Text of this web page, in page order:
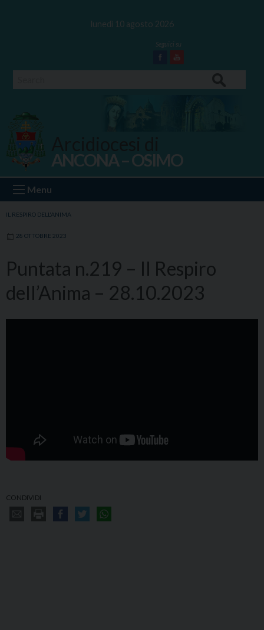
lunedì 10 agosto 2026
Facebook
Youtube
Ancona Osimo
ANCONA – OSIMO
Menu
IL RESPIRO DELL'ANIMA
28 OTTOBRE 2023
Puntata n.219 – Il Respiro
dell’Anima – 28.10.2023
CONDIVIDI